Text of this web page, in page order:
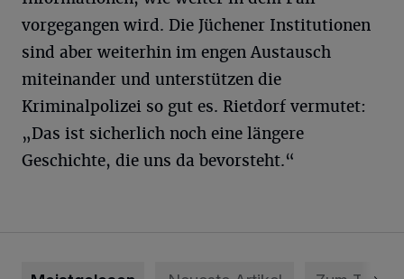
vorgegangen wird. Die Jüchener Institutionen
sind aber weiterhin im engen Austausch
miteinander und unterstützen die
Kriminalpolizei so gut es. Rietdorf vermutet:
„Das ist sicherlich noch eine längere
Geschichte, die uns da bevorsteht.“